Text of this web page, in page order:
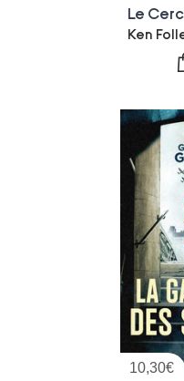
Le
Ken
10,30€